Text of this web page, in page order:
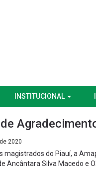
INSTITUCIONAL
2020
magistrados do Piauí, a
Ancântara Silva Macedo e